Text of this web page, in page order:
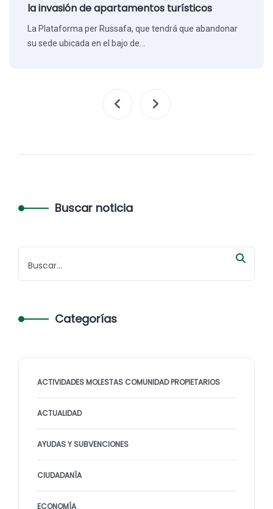
la invasión de apartamentos turísticos
La Plataforma per Russafa, que tendrá que abandonar
su sede ubicada en el bajo de…
Buscar noticia
Categorías
ACTIVIDADES MOLESTAS COMUNIDAD PROPIETARIOS
ACTUALIDAD
AYUDAS Y SUBVENCIONES
CIUDADANÍA
ECONOMÍA